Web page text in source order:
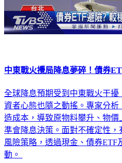
中東戰火攪局降息夢碎！債券
全球降息預期受到中東戰火干
資者心態也隨之動搖。專家分
造成本，導致原物料攀升、物
準會降息決策。面對不確定性
風險策略，透過現金、債券ETF
動。